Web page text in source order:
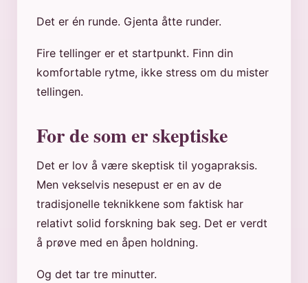
Det er én runde. Gjenta åtte runder.
Fire tellinger er et startpunkt. Finn din
komfortable rytme, ikke stress om du mister
tellingen.
For de som er skeptiske
Det er lov å være skeptisk til yogapraksis.
Men vekselvis nesepust er en av de
tradisjonelle teknikkene som faktisk har
relativt solid forskning bak seg. Det er verdt
å prøve med en åpen holdning.
Og det tar tre minutter.